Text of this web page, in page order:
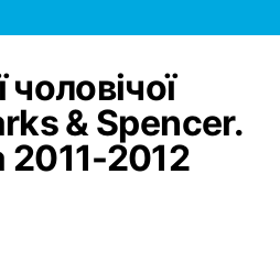
& Spencer.
2011-2012